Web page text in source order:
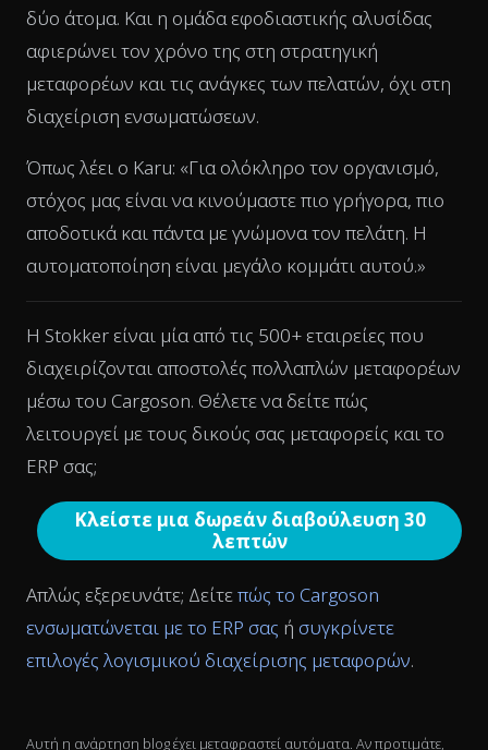
δύο άτομα. Και η ομάδα εφοδιαστικής αλυσίδας
αφιερώνει τον χρόνο της στη στρατηγική
μεταφορέων και τις ανάγκες των πελατών, όχι στη
διαχείριση ενσωματώσεων.
Όπως λέει ο Karu: «Για ολόκληρο τον οργανισμό,
στόχος μας είναι να κινούμαστε πιο γρήγορα, πιο
αποδοτικά και πάντα με γνώμονα τον πελάτη. Η
αυτοματοποίηση είναι μεγάλο κομμάτι αυτού.»
Η Stokker είναι μία από τις 500+ εταιρείες που
διαχειρίζονται αποστολές πολλαπλών μεταφορέων
μέσω του Cargoson. Θέλετε να δείτε πώς
λειτουργεί με τους δικούς σας μεταφορείς και το
ERP σας;
Κλείστε μια δωρεάν διαβούλευση 30
λεπτών
Απλώς εξερευνάτε; Δείτεπώς το Cargoson
ενσωματώνεται με το ERP σας ή συγκρίνετε
επιλογές λογισμικού διαχείρισης μεταφορών.
Αυτή η ανάρτηση blog έχει μεταφραστεί αυτόματα. Αν προτιμάτε,